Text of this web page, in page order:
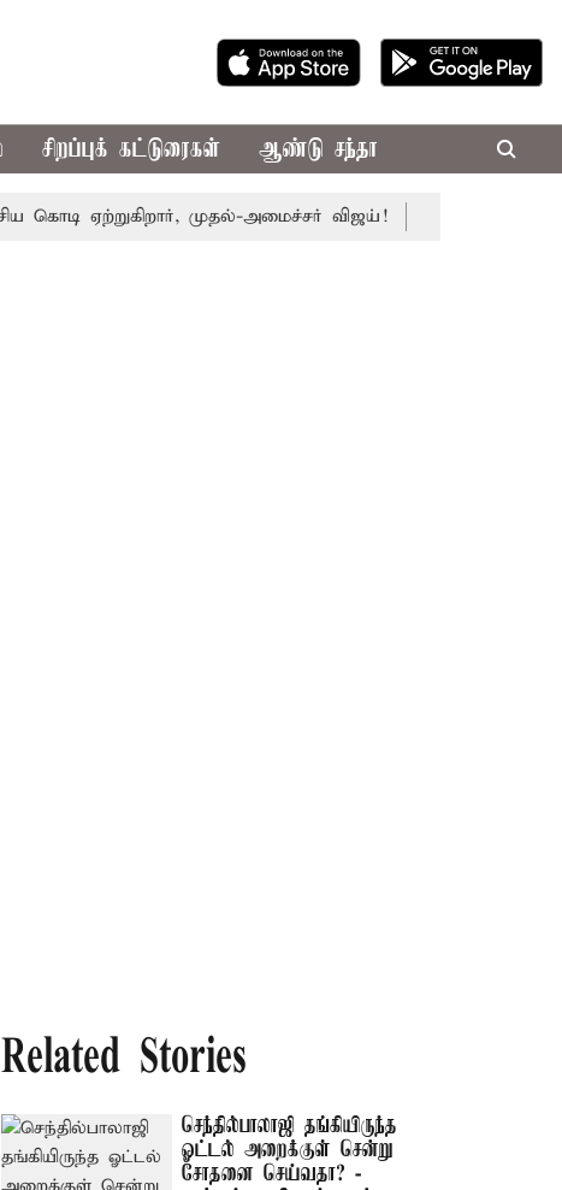
சிறப்புக் கட்டுரைகள் ஆண்டு சந்தா
ஏற்றுகிறார், முதல்-அமைச்சர் விஜய்! பா.ஜ.க.வை
Related Stories
செந்தில்பாலாஜி தங்கியிருந்த
ஓட்டல் அறைக்குள் சென்று
சோதனை செய்வதா? -